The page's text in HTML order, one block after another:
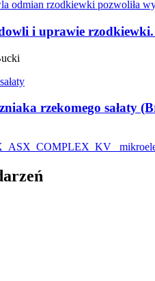
i uprawie
rzekomego sałaty